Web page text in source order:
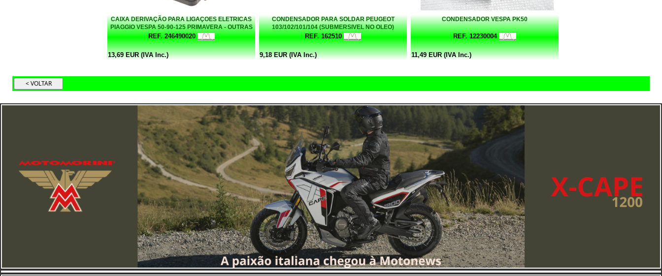
CAIXA DERIVAÇÃO PARA LIGAÇOES ELETRICAS
PIAGGIO VESPA 50-90-125 PRIMAVERA - OUTRAS
REF. 246490020
13,69 EUR (IVA Inc.)
CONDENSADOR PARA SOLDAR PEUGEOT
103/102/101/104 (SUBMERSIVEL NO OLEO)
REF. 162510
9,18 EUR (IVA Inc.)
CONDENSADOR VESPA PK50
REF. 12230004
11,49 EUR (IVA Inc.)